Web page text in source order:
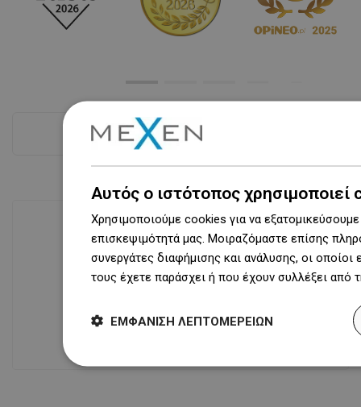
Δες όλα
Διαθεσιμότητα προϊόντων
Σύγχρονο κέντρο logistics επιφάνειας
θέσεις παλετών παρέχει πάνω από 1
Αυτός ο ιστότοπος χρησιμοποιεί
Χρησιμοποιούμε cookies για να
επισκεψιμότητά μας. Μοιραζόμαστε επίσης
συνεργάτες διαφήμισης και ανάλυσης, οι
τους έχετε παράσχει ή που έχουν συλλέξει
ΕΜΦΆΝΙΣΗ ΛΕΠΤΟΜΕΡΕΙΏΝ